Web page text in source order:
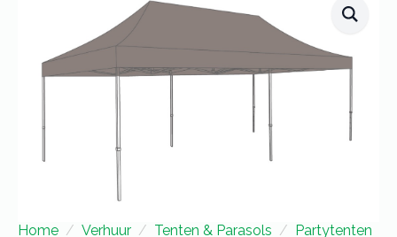
Home Verhuur Tenten & Parasols
Partytenten